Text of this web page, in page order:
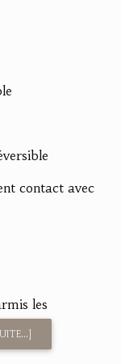
contact avec
les